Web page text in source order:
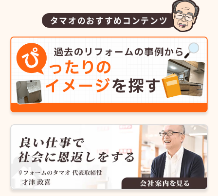
タマオのおすすめコンテンツ